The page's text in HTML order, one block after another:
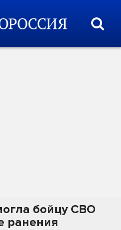
бойцу СВО
ранения